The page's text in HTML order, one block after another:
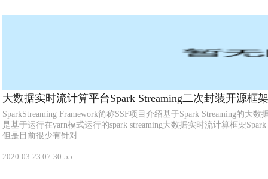
大数据实时流计算平台Spark Streaming二次封装开源框
SparkStreaming Framework简称SSF项目介绍基于Spark Streaming的大
是基于运行在yarn模式运行的spark streaming大数据实时流计算框架
但是目前很少有针对...
2020-03-23 07:30:55